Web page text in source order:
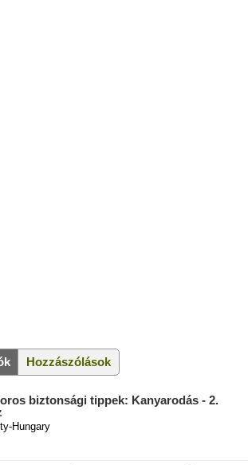
Hozzászólások
biztonsági tippek: Kanyarodás - 2.
Hungary